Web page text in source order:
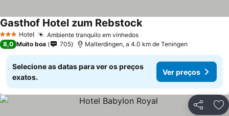
3 EstrelasHotel Ambiente tranquilo em vinhedosVer preços
Gasthof Hotel zum RebstockVer preços
8,0 Muito boa 705 Malterdingen, a 4.0 km de Teningen
Selecione as datas para ver os preços
exatos.
Ver preços
Partilhar